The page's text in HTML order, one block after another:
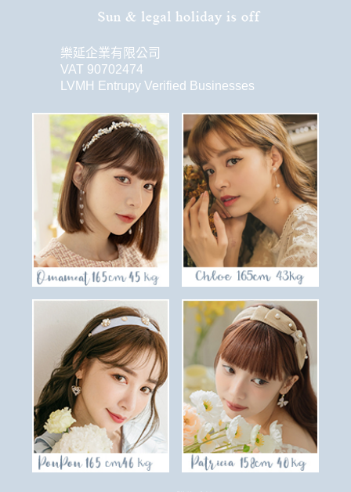
樂延企業有限公司
VAT 90702474
LVMH Entrupy Verified Businesses